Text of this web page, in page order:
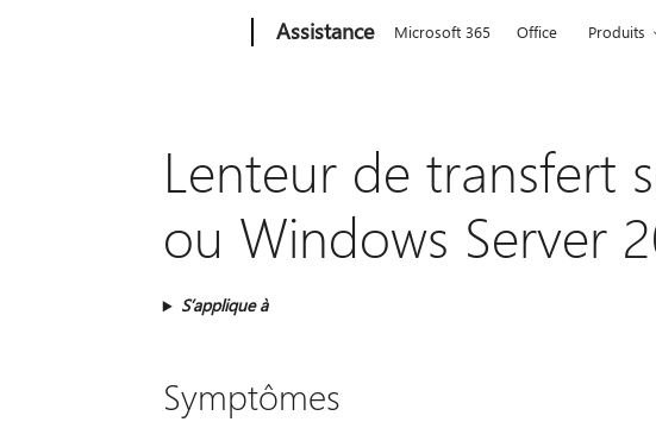
Assistance Microsoft 365 Office Produits
Lenteur de transfert
ou Windows Server
S’applique à
Symptômes